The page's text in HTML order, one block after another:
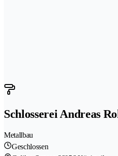
Schlosserei Andreas
Metallbau
Geschlossen